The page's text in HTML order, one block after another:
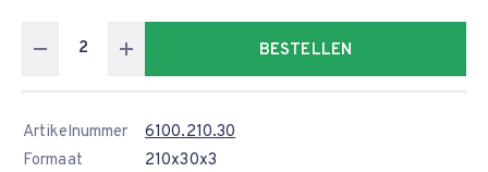
BESTELLEN
Artikelnummer
6100.210.30
Formaat
210x30x3